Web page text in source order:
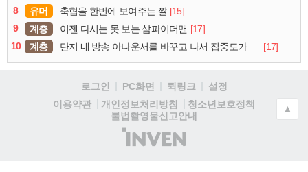
8
유머 축협을 한번에 보여주는 짤 [15]
9
계층 이젠 다시는 못 보는 삼파이더맨 [17]
10
계층 단지 내 방송 아나운서를 바꾸고 나서 집중도가 확 올라갔다는 한 아파트의 안내방송 [17]
로그인 PC화면 퀵링크
설정
이용약관
개인정보처리방침
청소년보호정책
불법촬영물신고안내
(주)
인
▲